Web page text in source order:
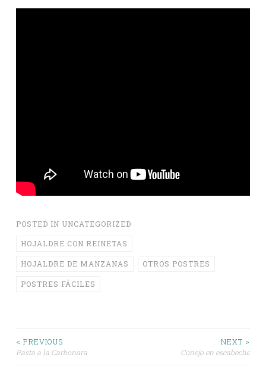
POSTED IN UNCATEGORIZED
HOJALDRE CON REINETAS
HOJALDRE DE MANZANAS OTROS POSTRES
POSTRES FÁCILES
Post
< PREVIOUS
Pasta a la Carbonara
NEXT >
Conejo en escabeche